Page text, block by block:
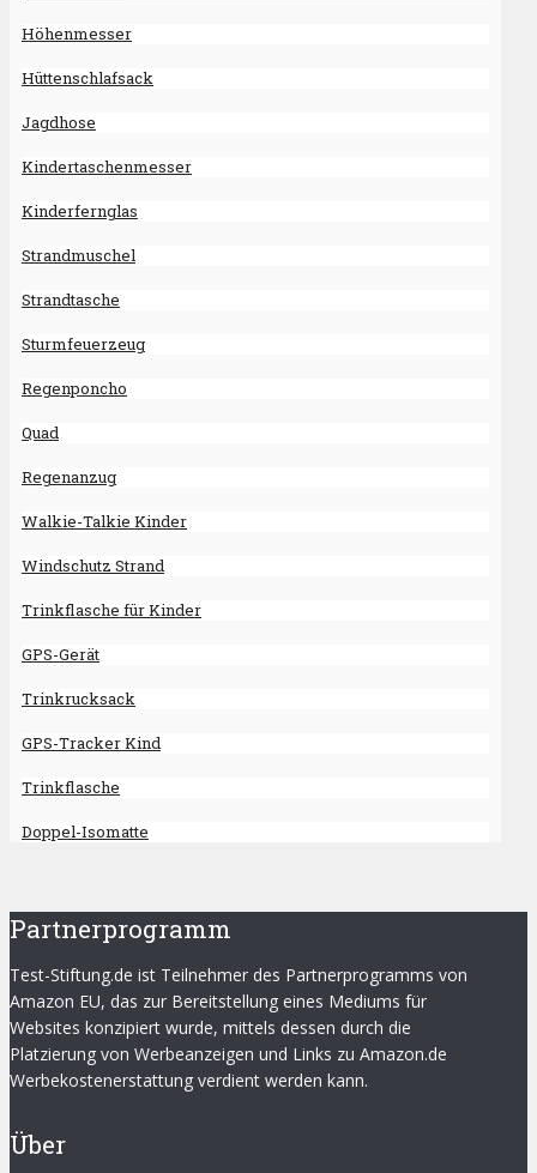
Höhenmesser
Hüttenschlafsack
Jagdhose
Kindertaschenmesser
Kinderfernglas
Strandmuschel
Strandtasche
Sturmfeuerzeug
Regenponcho
Quad
Regenanzug
Walkie-Talkie Kinder
Windschutz Strand
Trinkflasche für Kinder
GPS-Gerät
Trinkrucksack
GPS-Tracker Kind
Trinkflasche
Doppel-Isomatte
Partnerprogramm
Test-Stiftung.de ist Teilnehmer des Partnerprogramms von
Amazon EU, das zur Bereitstellung eines Mediums für
Websites konzipiert wurde, mittels dessen durch die
Platzierung von Werbeanzeigen und Links zu Amazon.de
Werbekostenerstattung verdient werden kann.
Über